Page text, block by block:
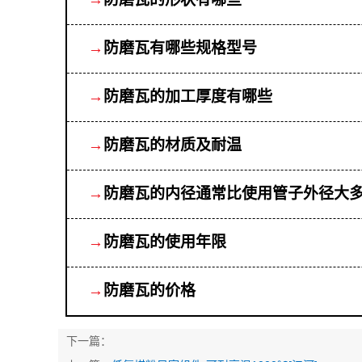
→ 防磨瓦有哪些规格型号
→ 防磨瓦的加工厚度有哪些
→ 防磨瓦的材质及耐温
→ 防磨瓦的内径通常比使用管子外径大
→ 防磨瓦的使用年限
→ 防磨瓦的价格
下一篇：